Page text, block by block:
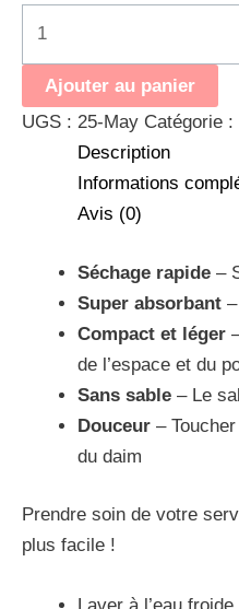
Ajouter au panier
UGS : 25-May Catégorie :
Description
Informations
Avis (0)
Séchage rapide –
Super absorbant
Compact et léger
de l’espace et du
Sans sable – Le
Douceur –
du daim
Prendre soin de votre
plus facile !